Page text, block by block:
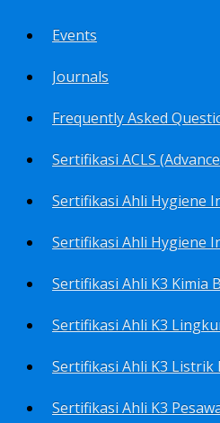
Events
Journals
Sertifikasi Ahli K3 Kimia
Sertifikasi Ahli K3 Listrik